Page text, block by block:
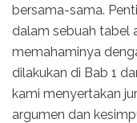
bersama-sama.
dalam sebuah tabel
memahaminya
dilakukan di Bab 1
kami menyertakan
argumen dan